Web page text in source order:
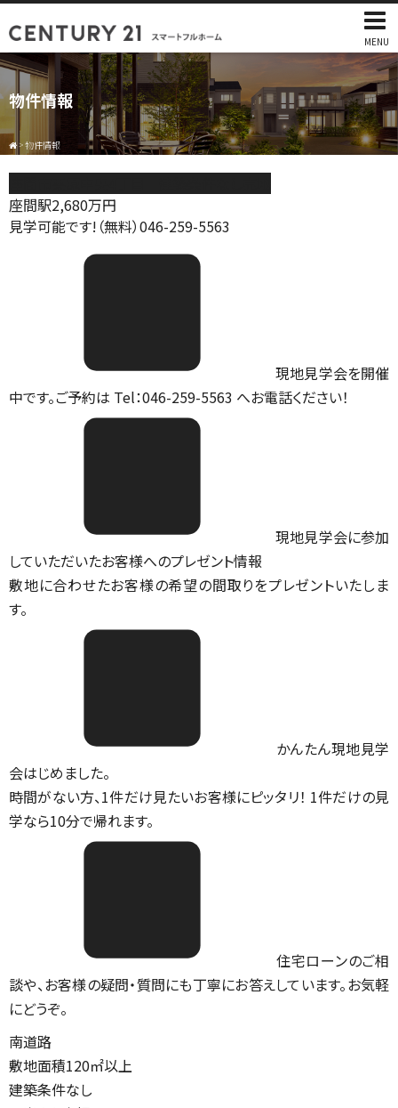
MENU
物件情報
>物件情報
座間駅2,680万円
見学可能です!（無料）046-259-5563
現地見学会を開催
中です。ご予約は Tel：046-259-5563 へお電話ください！
現地見学会に参加
していただいたお客様へのプレゼント情報
敷地に合わせたお客様の希望の間取りをプレゼントいたしま
す。
かんたん現地見学
会はじめました。
時間がない方、1件だけ見たいお客様にピッタリ！ 1件だけの見
学なら10分で帰れます。
住宅ローンのご相
談や、お客様の疑問・質問にも丁寧にお答えしています。お気軽
にどうぞ。
南道路
敷地面積120㎡以上
建築条件なし